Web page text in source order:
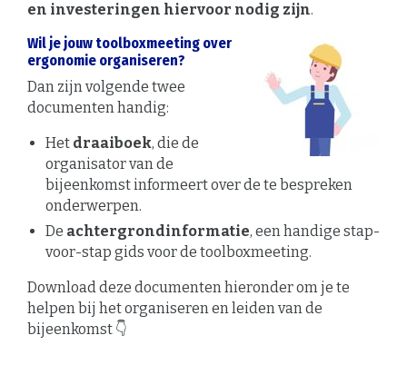
en investeringen hiervoor nodig zijn.
Wil je jouw toolboxmeeting over
ergonomie organiseren?
Dan zijn volgende twee
documenten handig:
Het draaiboek, die de
organisator van de
bijeenkomst informeert over de te bespreken
onderwerpen.
De achtergrondinformatie, een handige stap-
voor-stap gids voor de toolboxmeeting.
Download deze documenten hieronder om je te
helpen bij het organiseren en leiden van de
bijeenkomst 👇